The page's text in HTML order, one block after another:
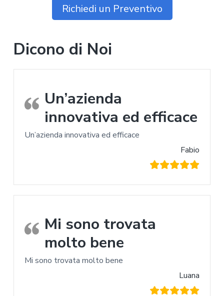
Richiedi un Preventivo
Dicono di Noi
Un’azienda
innovativa ed efficace
Un’azienda innovativa ed efficace
Fabio
Mi sono trovata
molto bene
Mi sono trovata molto bene
Luana